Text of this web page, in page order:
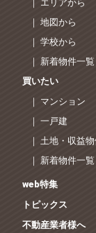
｜ エリアから
｜ 地図から
｜ 学校から
｜ 新着物件一覧
買いたい
｜ マンション
｜ 一戸建
｜ 土地・収益
｜ 新着物件一覧
web特集
トピックス
不動産業者様へ